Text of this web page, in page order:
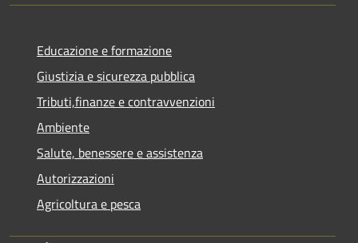
Educazione e formazione
Giustizia e sicurezza pubblica
Tributi,finanze e contravvenzioni
Ambiente
Salute, benessere e assistenza
Autorizzazioni
Agricoltura e pesca